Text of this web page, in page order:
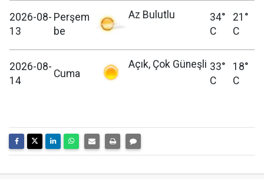
2026-08-
13
Perşem
be
Az Bulutlu
34°
C
21°
C
2026-08-
14
Cuma
Açık, Çok Güneşli 33°
C
18°
C